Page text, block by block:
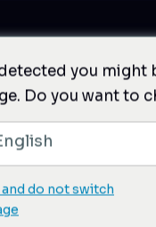
you might
Do you want to
do not switch